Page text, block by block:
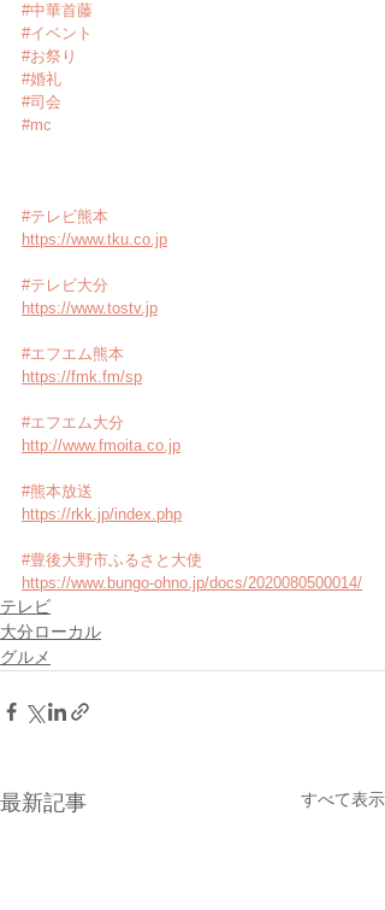
#中華首藤
#イベント
#お祭り
#婚礼
#司会
#mc
#テレビ熊本
https://www.tku.co.jp
#テレビ大分
https://www.tostv.jp
#エフエム熊本
https://fmk.fm/sp
#エフエム大分
http://www.fmoita.co.jp
#熊本放送
https://rkk.jp/index.php
#豊後大野市ふるさと大使
https://www.bungo-ohno.jp/docs/2020080500014/
テレビ
大分ローカル
グルメ
最新記事 すべて表示